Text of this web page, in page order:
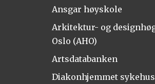
Ansgar høyskole
Arkitektur- og
Oslo (AHO)
Artsdatabanken
Diakonhjemmet sykehus